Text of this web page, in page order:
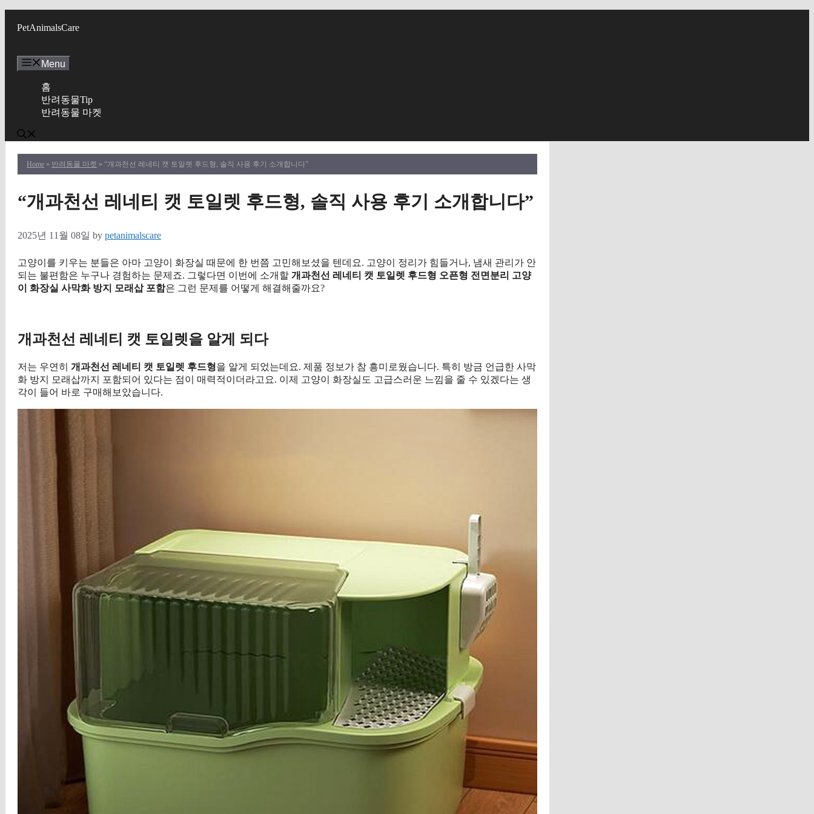
PetAnimalsCare
Menu
홈
반려동물Tip
반려동물 마켓
Home » 반려동물 마켓 » “개과천선 레네티 캣 토일렛 후드형, 솔직 사용 후기 소개합니다”
“개과천선 레네티 캣 토일렛 후드형, 솔직 사용 후기 소개합니다”
2025년 11월 08일 by petanimalscare
고양이를 키우는 분들은 아마 고양이 화장실 때문에 한 번쯤 고민해보셨을 텐데요. 고양이 정리가 힘들거나, 냄새 관리가 안
되는 불편함은 누구나 경험하는 문제죠. 그렇다면 이번에 소개할 개과천선 레네티 캣 토일렛 후드형 오픈형 전면분리 고양
이 화장실 사막화 방지 모래삽 포함은 그런 문제를 어떻게 해결해줄까요?
개과천선 레네티 캣 토일렛을 알게 되다
저는 우연히 개과천선 레네티 캣 토일렛 후드형을 알게 되었는데요. 제품 정보가 참 흥미로웠습니다. 특히 방금 언급한 사막
화 방지 모래삽까지 포함되어 있다는 점이 매력적이더라고요. 이제 고양이 화장실도 고급스러운 느낌을 줄 수 있겠다는 생
각이 들어 바로 구매해보았습니다.